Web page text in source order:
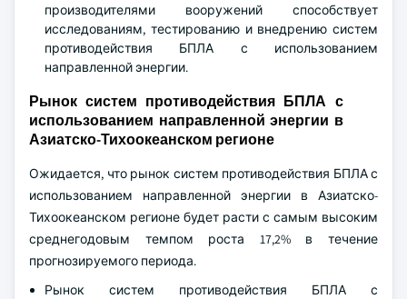
производителями вооружений способствует
исследованиям, тестированию и внедрению систем
противодействия БПЛА с использованием
направленной энергии.
Рынок систем противодействия БПЛА с
использованием направленной энергии в
Азиатско-Тихоокеанском регионе
Ожидается, что рынок систем противодействия БПЛА с
использованием направленной энергии в Азиатско-
Тихоокеанском регионе будет расти с самым высоким
среднегодовым темпом роста 17,2% в течение
прогнозируемого периода.
Рынок систем противодействия БПЛА с